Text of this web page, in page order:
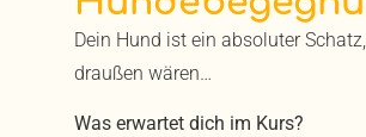
Dein Hund ist ein absoluter
draußen wären…
Was erwartet dich im Kurs?